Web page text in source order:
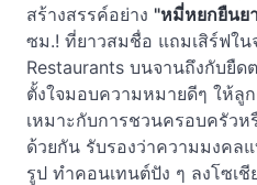
สร้างสรรค์อย่าง "หมี่หยกยืนย
ซม.! ที่ยาวสมชื่อ แถมเสิร์ฟใ
Restaurants บนจานถึงกับยืด
ตั้งใจมอบความหมายดีๆ ให้ลู
เหมาะกับการชวนครอบครัวห
ด้วยกัน รับรองว่าความมงคล
รูป ทำคอนเทนต์ปัง ๆ ลงโซเ